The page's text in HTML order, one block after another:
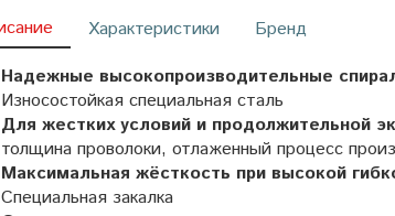
Надежные высокопроизводительные
Износостойкая специальная сталь
Для жестких условий и продолжительной
толщина проволоки, отлаженный процесс
Maксимальная жёсткость при высокой
Специальная закалка
Характеристики Бренд